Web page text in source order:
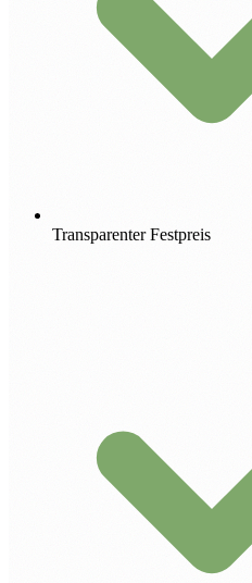
Transparenter Festpreis